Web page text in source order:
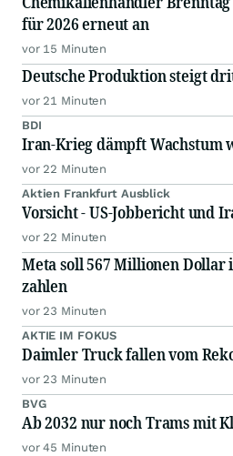
für 2026 erneut an
vor 15 Minuten
Deutsche Produktion steigt
vor 21 Minuten
BDI
Iran-Krieg dämpft Wachstum
vor 22 Minuten
Aktien Frankfurt Ausblick
Vorsicht - US-Jobbericht und
vor 22 Minuten
Meta soll 567 Millionen Dollar
zahlen
vor 23 Minuten
AKTIE IM FOKUS
Daimler Truck fallen vom
vor 23 Minuten
BVG
Ab 2032 nur noch Trams mit
vor 45 Minuten